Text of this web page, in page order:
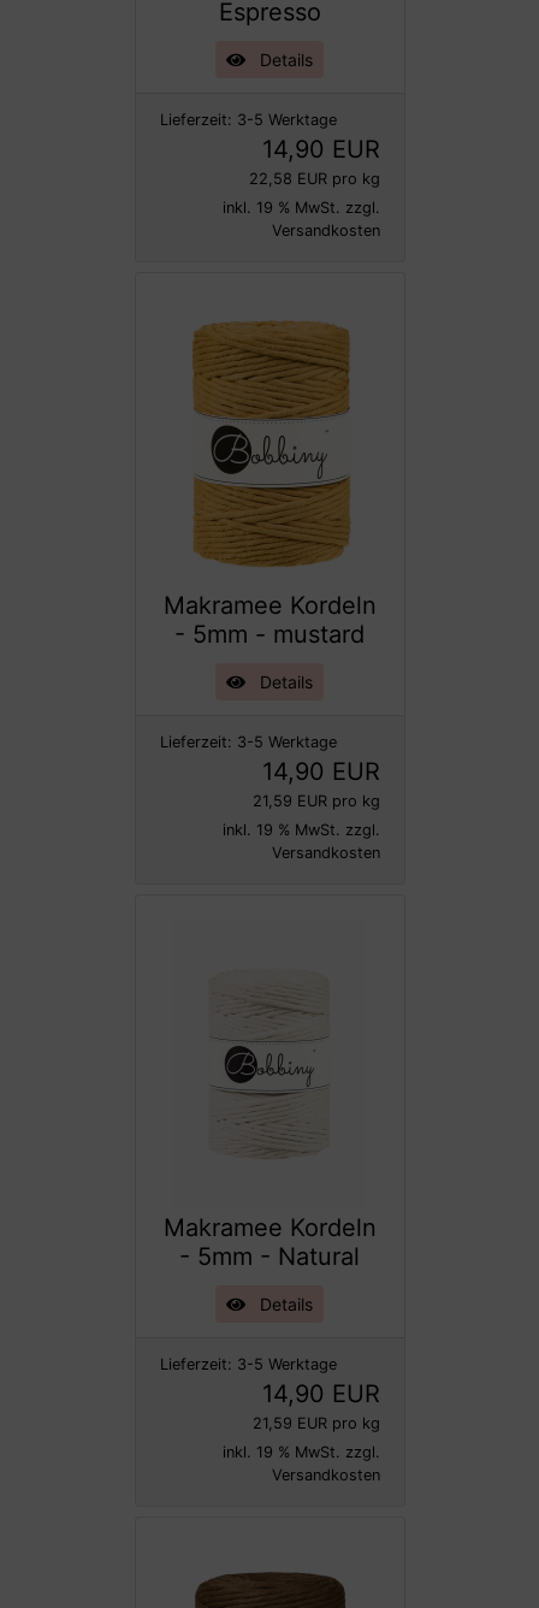
Espresso
Details
Lieferzeit: 3-5 Werktage
14,90 EUR
22,58 EUR pro kg
inkl. 19 % MwSt. zzgl.
Versandkosten
Makramee Kordeln
- 5mm - mustard
Details
Lieferzeit: 3-5 Werktage
14,90 EUR
21,59 EUR pro kg
inkl. 19 % MwSt. zzgl.
Versandkosten
Makramee Kordeln
- 5mm - Natural
Details
Lieferzeit: 3-5 Werktage
14,90 EUR
21,59 EUR pro kg
inkl. 19 % MwSt. zzgl.
Versandkosten